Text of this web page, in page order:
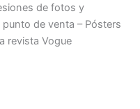
de fotos y
de venta – Pósters
revista Vogue